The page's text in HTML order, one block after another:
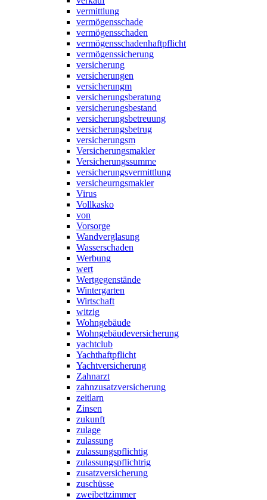
vermittlung
vermögensschade
vermögensschaden
vermögensschadenhaftpflicht
vermögenssicherung
versicherung
versicherungen
versicherungm
versicherungsberatung
versicherungsbestand
versicherungsbetreuung
versicherungsbetrug
versicherungsm
Versicherungsmakler
Versicherungssumme
versicherungsvermittlung
versicheurngsmakler
Virus
Vollkasko
von
Vorsorge
Wandverglasung
Wasserschaden
Werbung
wert
Wertgegenstände
Wintergarten
Wirtschaft
witzig
Wohngebäude
Wohngebäudeversicherung
yachtclub
Yachthaftpflicht
Yachtversicherung
Zahnarzt
zahnzusatzversicherung
zeitlarn
Zinsen
zukunft
zulage
zulassung
zulassungspflichtig
zulassungspflichtrig
zusatzversicherung
zuschüsse
zweibettzimmer